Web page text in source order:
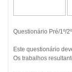
Questionário Pré/1º/
Este questionário
Os trabalhos